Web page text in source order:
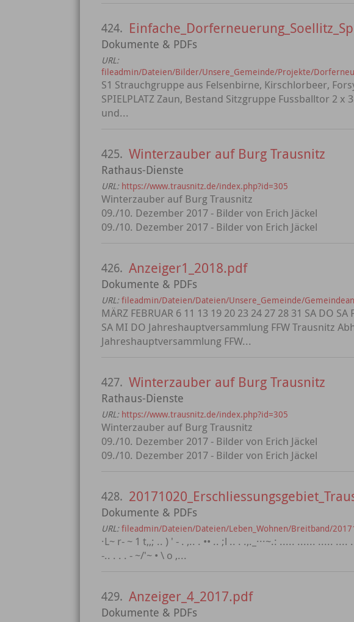
424.
Dokumente & PDFs
URL:
fileadmin/Dateien/Bilder/Unsere_Gemeinde/Projekte/
S1 Strauchgruppe aus Felsenbirne, Kirschlorbeer,
SPIELPLATZ Zaun, Bestand Sitzgruppe Fussballtor 2
und...
425. Winterzauber auf Burg Trausnitz
Rathaus-Dienste
URL: https://www.trausnitz.de/index.php?id=305
Winterzauber auf Burg Trausnitz
09./10. Dezember 2017 - Bilder von Erich Jäckel
09./10. Dezember 2017 - Bilder von Erich Jäckel
426. Anzeiger1_2018.pdf
Dokumente & PDFs
URL: fileadmin/Dateien/Dateien/Unsere_Gemeinde/
MÄRZ FEBRUAR 6 11 13 19 20 23 24 27 28 31 SA DO
SA MI DO Jahreshauptversammlung FFW Trausnitz
Jahreshauptversammlung FFW...
427. Winterzauber auf Burg Trausnitz
Rathaus-Dienste
URL: https://www.trausnitz.de/index.php?id=305
Winterzauber auf Burg Trausnitz
09./10. Dezember 2017 - Bilder von Erich Jäckel
09./10. Dezember 2017 - Bilder von Erich Jäckel
428.
Dokumente & PDFs
URL: fileadmin/Dateien/Dateien/Leben_Wohnen/Breitband/
·L~ r- ~ 1 t,,; .. ) ' - . ,.. . •• .. ;l .. . .,._···~.: ..... ...... ..... ....
-.. . . . - ~/'~ • \ o ,...
429. Anzeiger_4_2017.pdf
Dokumente & PDFs